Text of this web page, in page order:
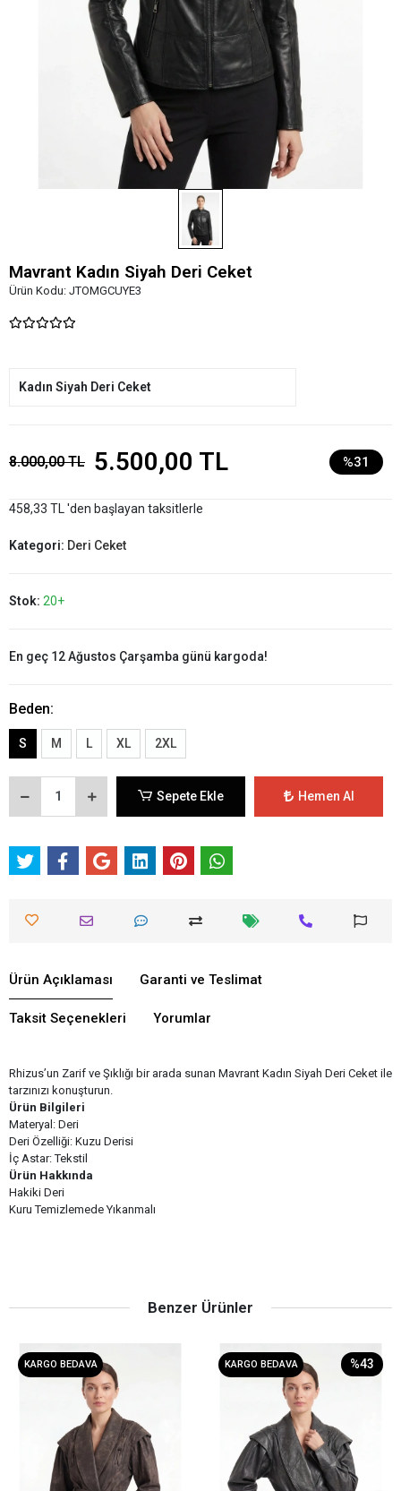
Mavrant Kadın Siyah Deri Ceket
Ürün Kodu: JTOMGCUYE3
Kadın Siyah Deri Ceket
8.000,00 TL 5.500,00 TL %31
458,33 TL 'den başlayan taksitlerle
Kategori: Deri Ceket
Stok: 20+
En geç 12 Ağustos Çarşamba günü kargoda!
Beden:
S M L XL 2XL
Sepete Ekle Hemen Al
Ürün Açıklaması Garanti ve Teslimat
Taksit Seçenekleri Yorumlar
Rhizus’un Zarif ve Şıklığı bir arada sunan Mavrant Kadın Siyah Deri Ceket ile
tarzınızı konuşturun.
Ürün Bilgileri
Materyal: Deri
Deri Özelliği: Kuzu Derisi
İç Astar: Tekstil
Ürün Hakkında
Hakiki Deri
Kuru Temizlemede Yıkanmalı
Benzer Ürünler
KARGO BEDAVA KARGO BEDAVA %43